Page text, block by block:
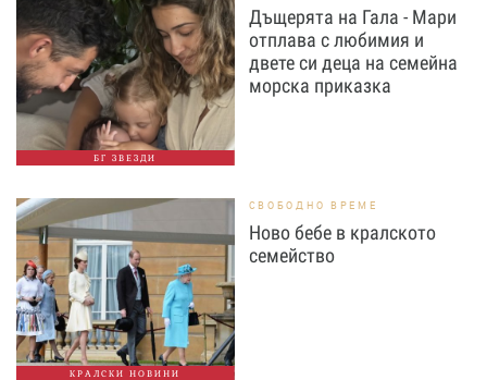
БГ ЗВЕЗДИ
Дъщерята на Гала - Мари
отплава с любимия и
двете си деца на семейна
морска приказка
КРАЛСКИ НОВИНИ
СВОБОДНО ВРЕМЕ
Ново бебе в кралското
семейство